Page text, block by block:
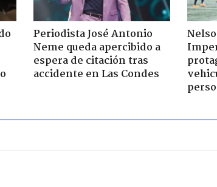
Periodista José Antonio
Neme queda apercibido a
espera de citación tras
accidente en Las Condes